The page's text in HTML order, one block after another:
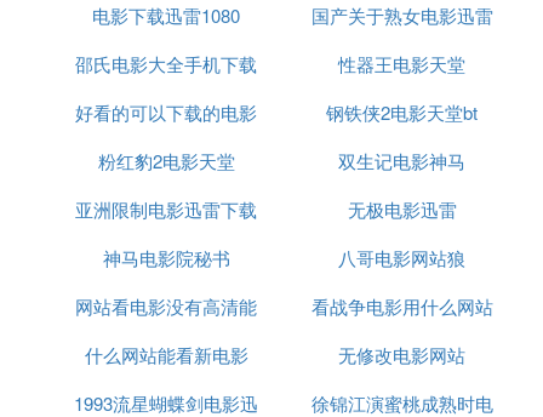
(1)双生记电影神马扩展阅读
马灿灿是一名演员。2010年她成为刘德华主打歌《孤
儿泪》MV中的女主角；主演和参演的影视作品有
《火线追凶》、周围导演的《横山号》及与焦恩俊有
什么
电影下载迅雷1080
国产关于熟女电影迅雷
下载
邵氏电影大全手机下载
迅雷下载迅雷下载
性器王电影天堂
好看的可以下载的电影
网站迅雷下载地址
钢铁侠2电影天堂bt
粉红豹2电影天堂
双生记电影神马
亚洲限制电影迅雷下载
无极电影迅雷
神马电影院秘书
八哥电影网站狼
网站看电影没有高清能
看战争电影用什么网站
可以看
什么网站能看新电影
无修改电影网站
1993流星蝴蝶剑电影迅
徐锦江演蜜桃成熟时电